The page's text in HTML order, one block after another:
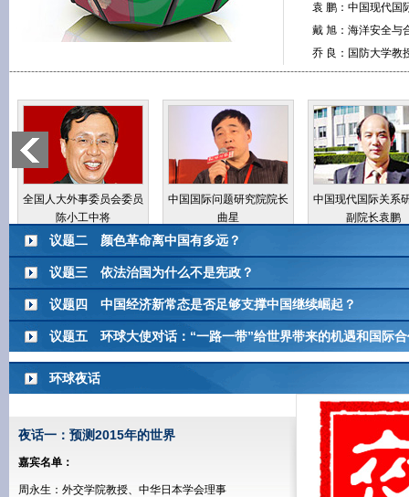
袁 鹏：中国现代国
戴 旭：海洋安全与
乔 良：国防大学教
全国人大外事委员会委员
陈小工中将
中国国际问题研究院院长
曲星
中国现代国际关系
副院长袁鹏
议题二 颜色革命离中国有多远？
了。不过，香港毕竟和
们有成功的可能性吗？
时报年会第二议题，颜
重磅嘉宾：
朱维群：全国政协
王海运：中国国际
汪 晖：清华大学教
王占阳：中国社会
议题三 依法治国为什么不是宪政？
议题主旨：
下，“依法治国”清晰明
注2015环球时报年会第
房 宁：中国社科
张树华：中国社科院
李世默：春秋研究
杨 阳：中国政法大
议题四 中国经济新常态是否足够支撑中国继续崛起？
议题主旨：在一些
现实。新常态究竟该如
态是否足够支撑中国继
重磅嘉宾：
周世俭：清华大学
易 鹏：盘古智库理
议题五 环球大使对话：“一路一带”给世界带来的机遇和国际
议题主旨：2014年
丝绸之路” 。“一带一
开放合作的“一带一路
使对话： “一带一路”
重磅嘉宾：
环球夜话
夜话一：预测2015年的世界
嘉宾名单：
许 森：海南海洋安全与合作研究院高级研究员